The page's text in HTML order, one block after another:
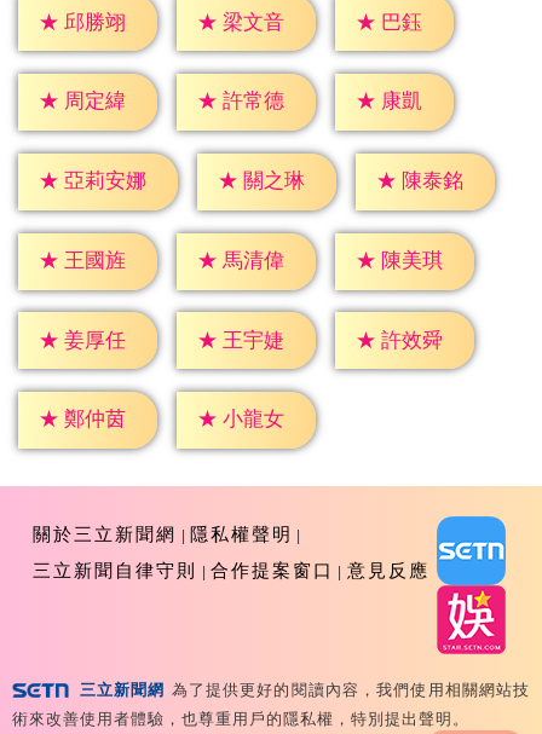
★ 邱勝翊 ★ 梁文音 ★ 巴鈺
★ 周定緯 ★ 許常德 ★ 康凱
★ 亞莉安娜 ★ 關之琳 ★ 陳泰銘
★ 王國旌 ★ 馬清偉 ★ 陳美琪
★ 姜厚任 ★ 王宇婕 ★ 許效舜
★ 鄭仲茵 ★ 小龍女
關於三立新聞網
隱私權聲明
三立新聞自律守則
合作提案窗口 意見反應
Copyright ©2026 Sanlih E-Television All Rights
三立新聞網 為了提供更好的閱讀內容，我們使用相關網站技
術來改善使用者體驗，也尊重用戶的隱私權，特別提出聲明。